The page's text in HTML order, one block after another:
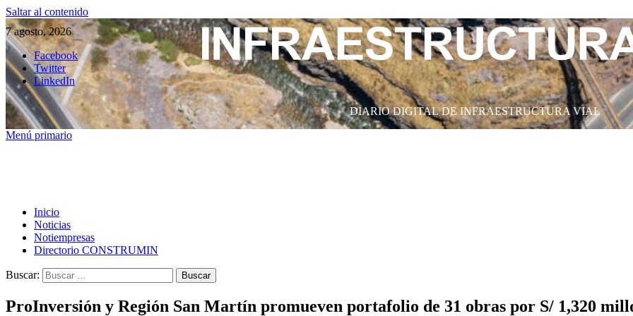
Saltar al contenido
7 agosto, 2026
Facebook
Twitter
LinkedIn
DIARIO DIGITAL DE INFRAESTRUCTURA VIAL
Menú primario
Inicio
Noticias
Notiempresas
Directorio CONSTRUMIN
Buscar:
ProInversión y Región San Martín promueven portafolio de 31 obras por S/ 1,320